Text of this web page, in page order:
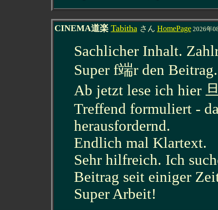
CINEMA道楽 Tabitha さん HomePage2026年
Sachlicher Inhalt.
Super f端r den Beitrag.
Ab jetzt lese ich hier
Treffend formuliert -
herausfordernd.
Endlich mal Klartext.
Sehr hilfreich. Ich
Beitrag seit einiger
Super Arbeit!